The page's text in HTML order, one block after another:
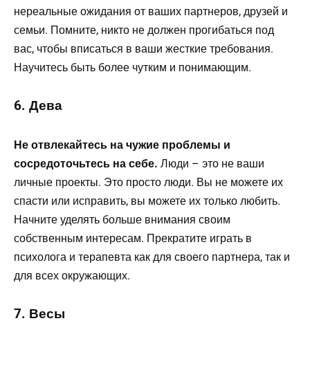
нереальные ожидания от ваших партнеров, друзей и
семьи. Помните, никто не должен прогибаться под
вас, чтобы вписаться в ваши жесткие требования.
Научитесь быть более чутким и понимающим.
6. Дева
Не отвлекайтесь на чужие проблемы и
сосредоточьтесь на себе. Люди – это не ваши
личные проекты. Это просто люди. Вы не можете их
спасти или исправить, вы можете их только любить.
Начните уделять больше внимания своим
собственным интересам. Прекратите играть в
психолога и терапевта как для своего партнера, так и
для всех окружающих.
7. Весы